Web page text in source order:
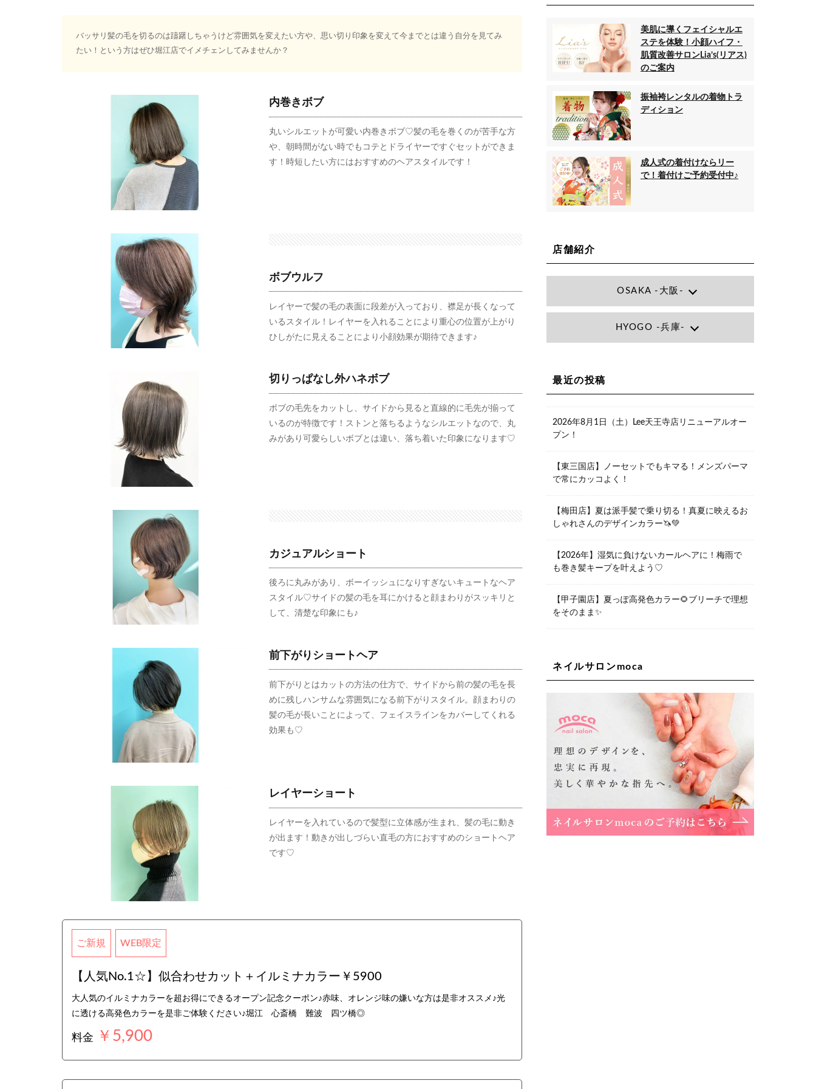
バッサリ髪の毛を切るのは躊躇しちゃうけど雰囲気を変えたい方や、思い切り印象を変えて今までとは違う自分を見てみ
たい！という方はぜひ堀江店でイメチェンしてみませんか？
内巻きボブ
丸いシルエットが可愛い内巻きボブ♡髪の毛を巻くのが苦手な方
や、朝時間がない時でもコテとドライヤーですぐセットができま
す！時短したい方にはおすすめのヘアスタイルです！
ボブウルフ
レイヤーで髪の毛の表面に段差が入っており、襟足が長くなって
いるスタイル！レイヤーを入れることにより重心の位置が上がり
ひしがたに見えることにより小顔効果が期待できます♪
切りっぱなし外ハネボブ
ボブの毛先をカットし、サイドから見ると直線的に毛先が揃って
いるのが特徴です！ストンと落ちるようなシルエットなので、丸
みがあり可愛らしいボブとは違い、落ち着いた印象になります♡
カジュアルショート
後ろに丸みがあり、ボーイッシュになりすぎないキュートなヘア
スタイル♡サイドの髪の毛を耳にかけると顔まわりがスッキリと
して、清楚な印象にも♪
前下がりショートヘア
前下がりとはカットの方法の仕方で、サイドから前の髪の毛を長
めに残しハンサムな雰囲気になる前下がりスタイル。顔まわりの
髪の毛が長いことによって、フェイスラインをカバーしてくれる
効果も♡
レイヤーショート
レイヤーを入れているので髪型に立体感が生まれ、髪の毛に動き
が出ます！動きが出しづらい直毛の方におすすめのショートヘア
です♡
ご新規 WEB限定
【人気No.1☆】似合わせカット＋イルミナカラー￥5900
大人気のイルミナカラーを超お得にできるオープン記念クーポン♪赤味、オレンジ味の嫌いな方は是非オススメ♪光
に透ける高発色カラーを是非ご体験ください♪堀江 心斎橋 難波 四ツ橋◎
料金 ￥5,900
美肌に導くフェイシャルエ
ステを体験！小顔ハイフ・
肌質改善サロンLia’s(リアス)
のご案内
振袖袴レンタルの着物トラ
ディション
成人式の着付けならリー
で！着付けご予約受付中♪
店舗紹介
OSAKA -大阪-
Lee大阪店
大阪府大阪市北区小松原町1-27梅田エ
大阪府大阪市都島区東野田町２丁目９
Lee堀江店
〒550-0014 大阪府大阪市西区北堀江1-
06-6563-9091
Lee四ツ橋店
大阪府大阪市西区新町1-5-7 四ツ橋ビル
Lee天王寺店
Ｆ
06-6395-9555
Lee布施店
大阪府東大阪市足代2丁目1-5 モンテノ
06-6748-0778
大阪府枚方市岡東町18-15 キューブ枚
HYOGO -兵庫-
ライフワーク1F
最近の投稿
2026年8月1日（土）Lee天王寺店リニューアルオー
プン！
【東三国店】ノーセットでもキマる！メンズパーマ
で常にカッコよく！
【梅田店】夏は派手髪で乗り切る！真夏に映えるお
しゃれさんのデザインカラー🦄💚
【2026年】湿気に負けないカールヘアに！梅雨で
も巻き髪キープを叶えよう♡
【甲子園店】夏っぽ高発色カラー🌻ブリーチで理想
をそのまま✨
ネイルサロンmoca